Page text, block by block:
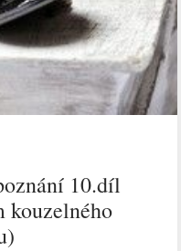
10.díl
kouzelného